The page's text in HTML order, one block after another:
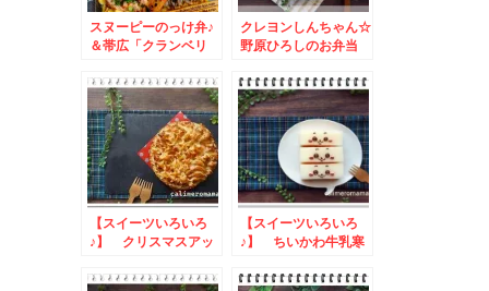
スヌーピーのっけ弁♪
＆帯広「クランベリ
ポテト」＆「ソフトマ
ドレーヌ」北海道スイ
ーツ名店です＾＾
クレヨンしんちゃん☆
野原ひろしのお弁当
【スイーツいろいろ
♪】 クリスマスアッ
【スイーツいろいろ
♪】 ちいかわ牛乳寒